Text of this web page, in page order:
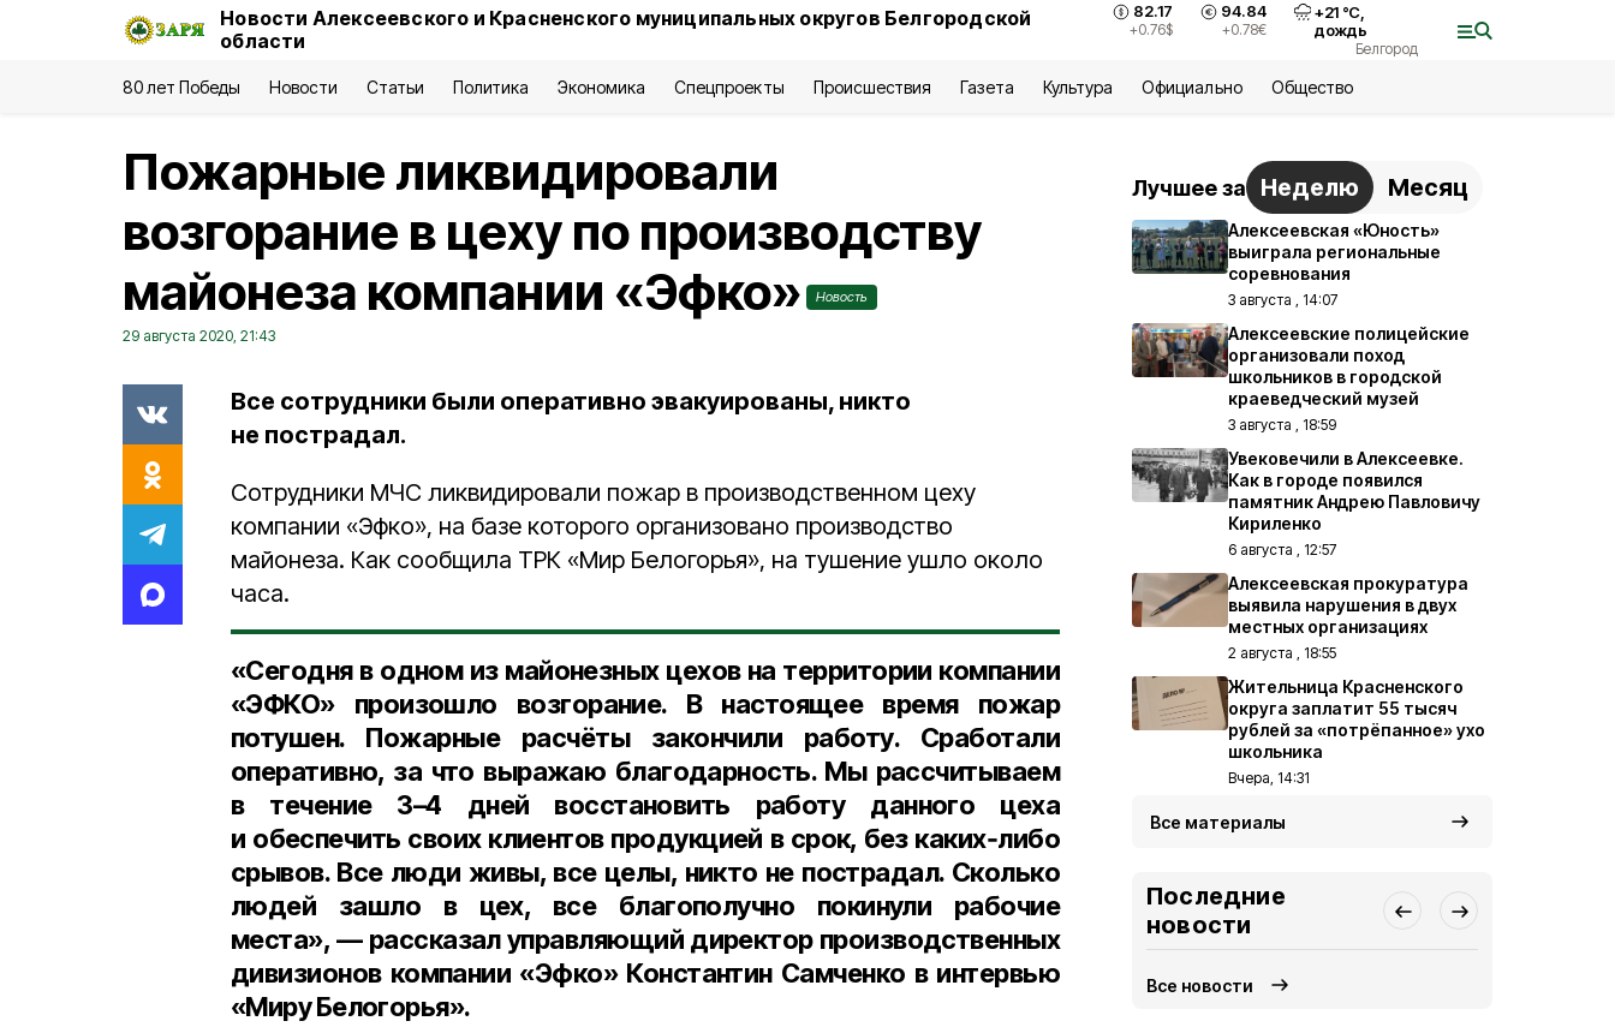
Новости Алексеевского и Красненского муниципальных округов Белгородской
области
82.17
+0.76$
94.84
+0.78€
+21°С,
дождь
Белгород
80 лет Победы Новости Статьи Политика Экономика Спецпроекты Происшествия Газета Культура Официально Общество
Пожарные ликвидировали
возгорание в цеху по производству
майонеза компании «Эфко»
Новость
29 августа 2020, 21:43
Все сотрудники были оперативно эвакуированы, никто
не пострадал.
Сотрудники МЧС ликвидировали пожар в производственном цеху
компании «Эфко», на базе которого организовано производство
майонеза. Как сообщила ТРК «Мир Белогорья», на тушение ушло около
часа.
«Сегодня в одном из майонезных цехов на территории компании
«ЭФКО» произошло возгорание. В настоящее время пожар
потушен. Пожарные расчёты закончили работу. Сработали
оперативно, за что выражаю благодарность. Мы рассчитываем
в течение 3–4 дней восстановить работу данного цеха
и обеспечить своих клиентов продукцией в срок, без каких‑либо
срывов. Все люди живы, все целы, никто не пострадал. Сколько
людей зашло в цех, все благополучно покинули рабочие
места», — рассказалуправляющий директор производственных
дивизионов компании «Эфко» Константин Самченко в интервью
«Миру Белогорья».
Лучшее за Неделю Месяц
Алексеевская «Юность»
выиграла региональные
соревнования
3 августа , 14:07
Алексеевские полицейские
организовали поход
школьников в городской
краеведческий музей
3 августа , 18:59
Увековечили в Алексеевке.
Как в городе появился
памятник Андрею Павловичу
Кириленко
6 августа , 12:57
Алексеевская прокуратура
выявила нарушения в двух
местных организациях
2 августа , 18:55
Жительница Красненского
округа заплатит 55 тысяч
рублей за «потрёпанное» ухо
школьника
Вчера, 14:31
Все материалы
Последние
новости
Все новости